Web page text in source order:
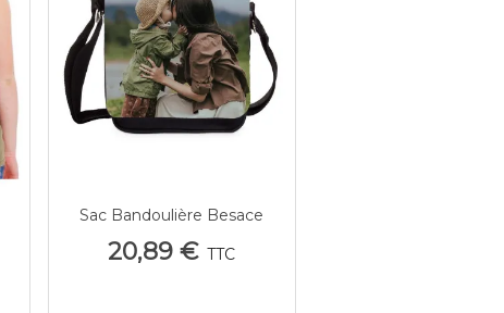
Afficher Plus
Sac Bandoulière Besace
Personnalisé Avec Photo
20,89 € TTC